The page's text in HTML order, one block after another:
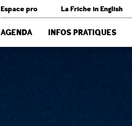
Espace pro La Friche in English
AGENDA INFOS PRATIQUES